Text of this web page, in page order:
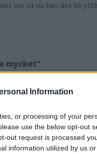
Information
or processing of your
use the below opt-out
out request is processed
information utilized by us
ser ut nu kan det bli
mycket"
det tillskottet som